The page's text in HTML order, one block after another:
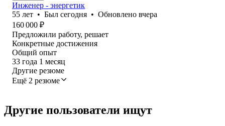
Инженер - энергетик
55 лет • Был сегодня • Обновлено вчера
160 000 ₽
Предложили работу, решает
Конкретные достижения
Общий опыт
33 года 1 месяц
Другие резюме
Ещё 2 резюме
Другие пользователи ищут